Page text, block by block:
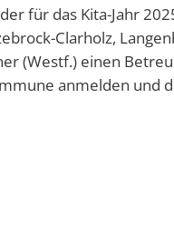
für das Kita-Jahr
Clarholz,
(Westf.) einen
anmelden